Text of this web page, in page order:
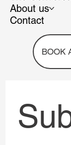
About us
Contact
BOOK